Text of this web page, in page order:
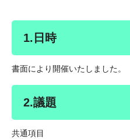
1.日時
書面により開催いたしました。
2.議題
共通項目